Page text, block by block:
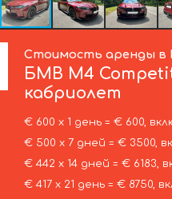
Стоимость аренды в
БМВ M4
кабриолет
€ 600 х 1 день = € 600,
€ 500 х 7 дней = € 3500,
€ 442 х 14 дней = € 6183,
€ 417 х 21 день = € 8750,